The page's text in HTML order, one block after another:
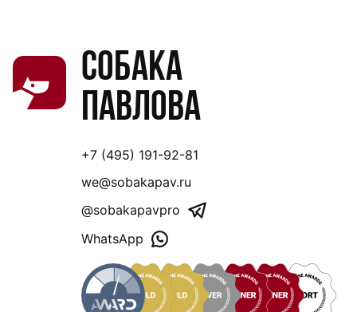
Собака
Павлова
+7 (495) 191-92-81
we@sobakapav.ru
@sobakapavpro
WhatsApp